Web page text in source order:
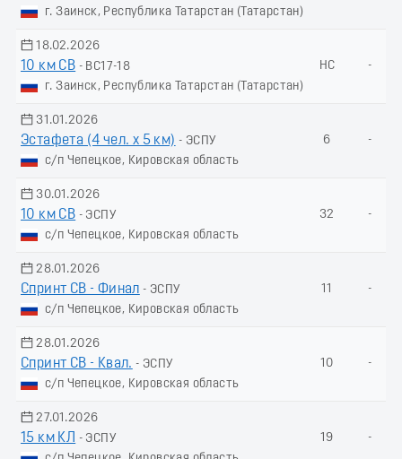
г. Заинск, Республика Татарстан (Татарстан)
18.02.2026
10 км СВ - ВС17-18
г. Заинск, Республика Татарстан (Татарстан)
НС -
31.01.2026
Эстафета (4 чел. х 5 км) - ЭСПУ
с/п Чепецкое, Кировская область
6 -
30.01.2026
10 км СВ - ЭСПУ
с/п Чепецкое, Кировская область
32 -
28.01.2026
Спринт СВ - Финал - ЭСПУ
с/п Чепецкое, Кировская область
11 -
28.01.2026
Спринт СВ - Квал. - ЭСПУ
с/п Чепецкое, Кировская область
10 -
27.01.2026
15 км КЛ
- ЭСПУ
19 -